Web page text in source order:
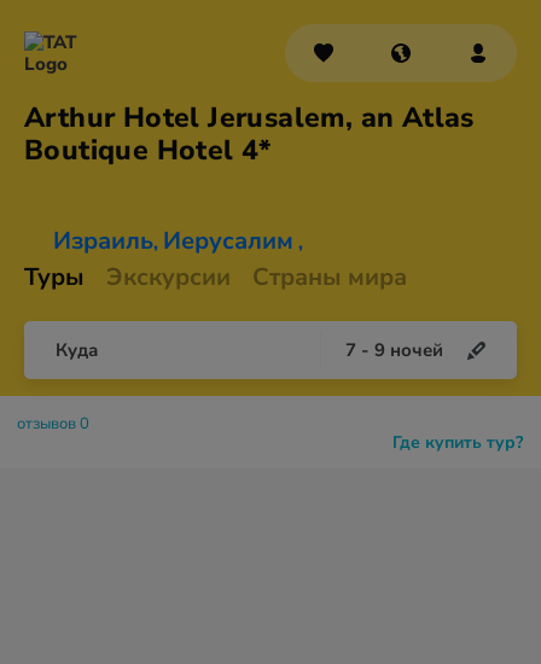
Arthur Hotel Jerusalem, an Atlas
Boutique Hotel 4*
Израиль, Иерусалим ,
Туры Экскурсии Страны мира
Куда 7 - 9 ночей
Где купить тур?
отзывов 0